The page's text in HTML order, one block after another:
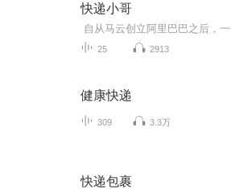
快递小哥
25 2913
健康快递
309 3.3万
快递包裹